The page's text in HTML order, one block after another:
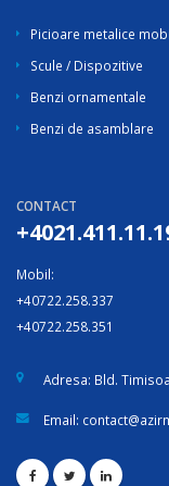
Picioare metalice
Scule / Dispozitive
Benzi ornamentale
Benzi de asamblare
CONTACT
Mobil:
+40722.258.337
+40722.258.351
Adresa: Bld.
Email: